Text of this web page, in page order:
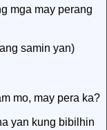
mga may perang
samin yan)
mo, may pera ka?
yan kung bibilhin